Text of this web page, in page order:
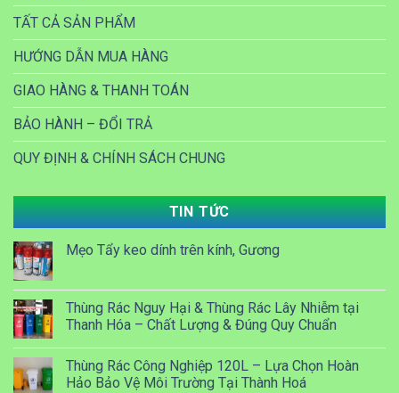
TẤT CẢ SẢN PHẨM
HƯỚNG DẪN MUA HÀNG
GIAO HÀNG & THANH TOÁN
BẢO HÀNH – ĐỔI TRẢ
QUY ĐỊNH & CHÍNH SÁCH CHUNG
TIN TỨC
Mẹo Tẩy keo dính trên kính, Gương
Thùng Rác Nguy Hại & Thùng Rác Lây Nhiễm tại
Thanh Hóa – Chất Lượng & Đúng Quy Chuẩn
Thùng Rác Công Nghiệp 120L – Lựa Chọn Hoàn
Hảo Bảo Vệ Môi Trường Tại Thành Hoá